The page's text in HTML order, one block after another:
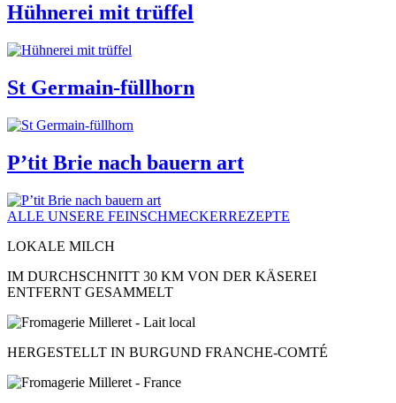
Hühnerei mit trüffel
St Germain-füllhorn
P’tit Brie nach bauern art
ALLE UNSERE FEINSCHMECKERREZEPTE
LOKALE MILCH
IM DURCHSCHNITT 30 KM VON DER KÄSEREI
ENTFERNT GESAMMELT
HERGESTELLT IN BURGUND FRANCHE-COMTÉ